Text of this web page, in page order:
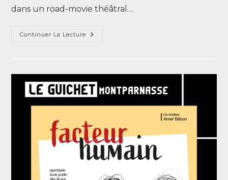
dans un road-movie théâtral…
Continuer La Lecture